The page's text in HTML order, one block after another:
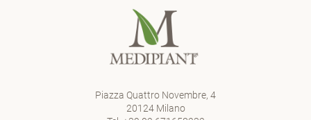
Piazza Quattro Novembre, 4
20124 Milano